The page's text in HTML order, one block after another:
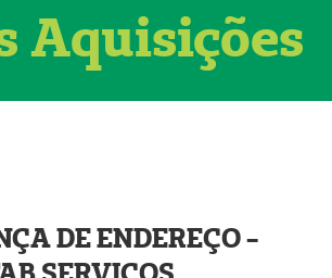
Aquisições
DE ENDEREÇO -